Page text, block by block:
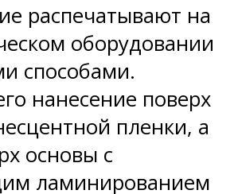
распечатывают на
оборудовании
способами.
нанесение поверх
пленки, а
основы с
ламинированием